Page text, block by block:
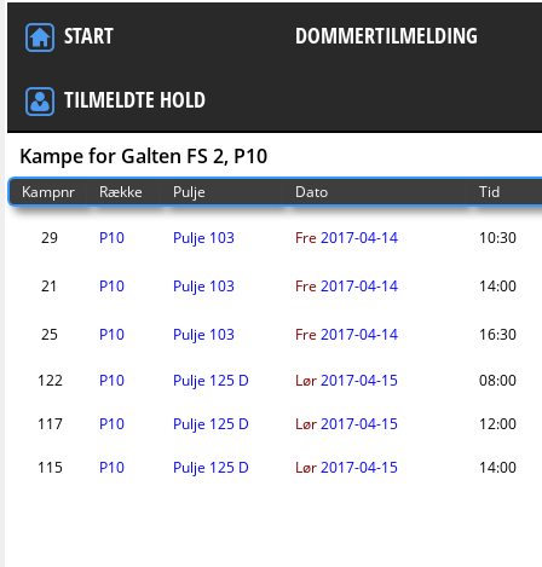
START DOMMERTILMELDING
TILMELDTE HOLD
Kampe for Galten FS 2, P10
Kampnr Række Pulje Dato Tid
29 P10 Pulje 103 Fre 2017-04-14 10:30
21 P10 Pulje 103 Fre 2017-04-14 14:00
25 P10 Pulje 103 Fre 2017-04-14 16:30
122 P10 Pulje 125 D Lør2017-04-15 08:00
117 P10 Pulje 125 D Lør2017-04-15 12:00
115 P10 Pulje 125 D Lør2017-04-15 14:00